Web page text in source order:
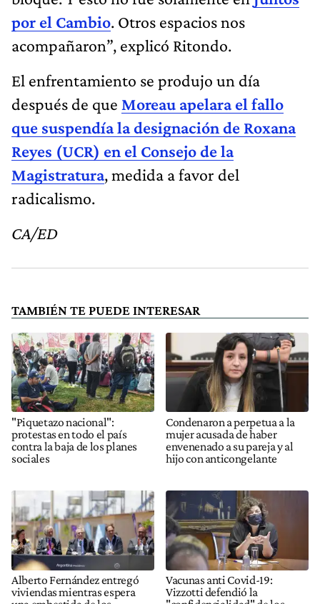
por el Cambio. Otros espacios nos
acompañaron”, explicó Ritondo.
El enfrentamiento se produjo un día
después de que Moreau apelara el fallo
que suspendía la designación de Roxana
Reyes (UCR) en el Consejo de la
Magistratura, medida a favor del
radicalismo.
CA/ED
TAMBIÉN TE PUEDE INTERESAR
"Piquetazo nacional":
protestas en todo el país
contra la baja de los planes
sociales
Condenaron a perpetua a la
mujer acusada de haber
envenenado a su pareja y al
hijo con anticongelante
Alberto Fernández entregó
viviendas mientras espera
Vacunas anti Covid-19:
Vizzotti defendió la